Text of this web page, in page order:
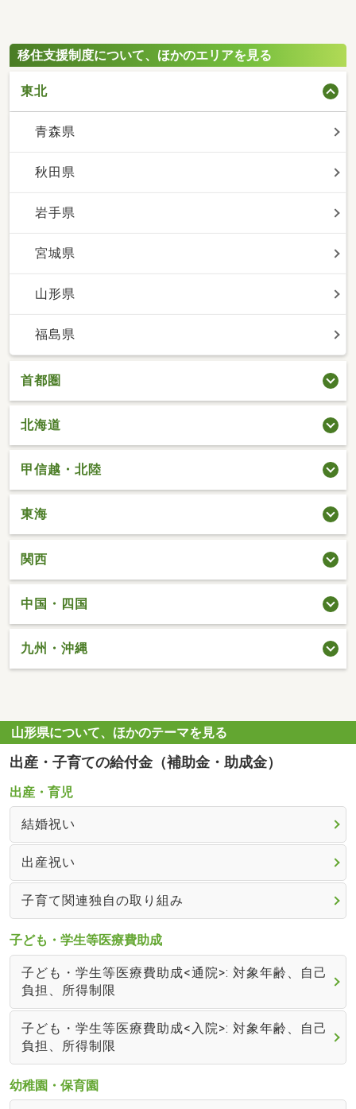
移住支援制度について、ほかのエリアを見る
東北
青森県
秋田県
岩手県
宮城県
山形県
福島県
首都圏
北海道
甲信越・北陸
東海
関西
中国・四国
九州・沖縄
山形県について、ほかのテーマを見る
出産・子育ての給付金（補助金・助成金）
出産・育児
結婚祝い
出産祝い
子育て関連独自の取り組み
子ども・学生等医療費助成
子ども・学生等医療費助成<通院>: 対象年齢、自己
負担、所得制限
子ども・学生等医療費助成<入院>: 対象年齢、自己
負担、所得制限
幼稚園・保育園